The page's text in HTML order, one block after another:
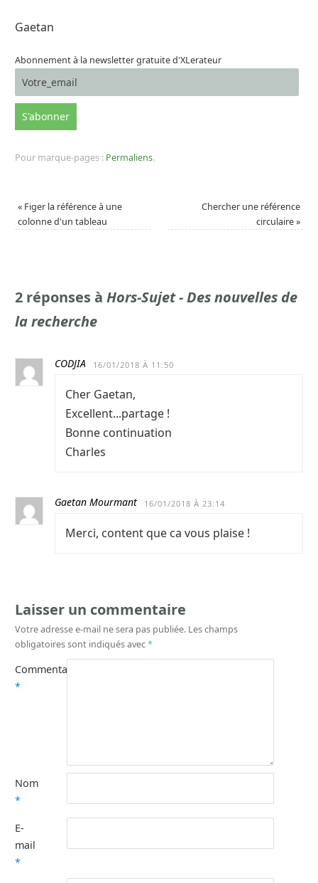
Gaetan
Abonnement à la newsletter gratuite d'XLerateur
Pour marque-pages : Permaliens.
« Figer la référence à une
colonne d'un tableau
Chercher une référence
circulaire»
2 réponses à Hors-Sujet - Des nouvelles de
la recherche
CODJIA 16/01/2018 À 11:50
Cher Gaetan,
Excellent...partage !
Bonne continuation
Charles
Gaetan Mourmant 16/01/2018 À 23:14
Merci, content que ca vous plaise !
Laisser un commentaire
Votre adresse e-mail ne sera pas publiée. Les champs
obligatoires sont indiqués avec*
Commentaire
*
Nom
*
E-
mail
*